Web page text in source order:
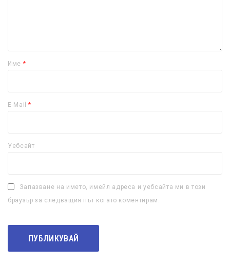
Име *
E-Mail*
Уебсайт
Запазване на името, имейл адреса и уебсайта ми в този
браузър за следващия път когато коментирам.